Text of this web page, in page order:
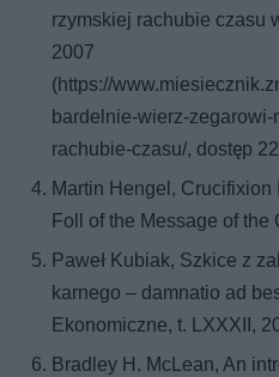
rzymskiej rachubie czasu
2007
(https://
bardelnie-wierz-
rachubie-czasu/, dostęp
Martin Hengel, Crucifixion
Foll of the Message of the
Paweł Kubiak, Szkice z
karnego – damnatio ad
Ekonomiczne, t. LXXXII,
Bradley H. McLean, An